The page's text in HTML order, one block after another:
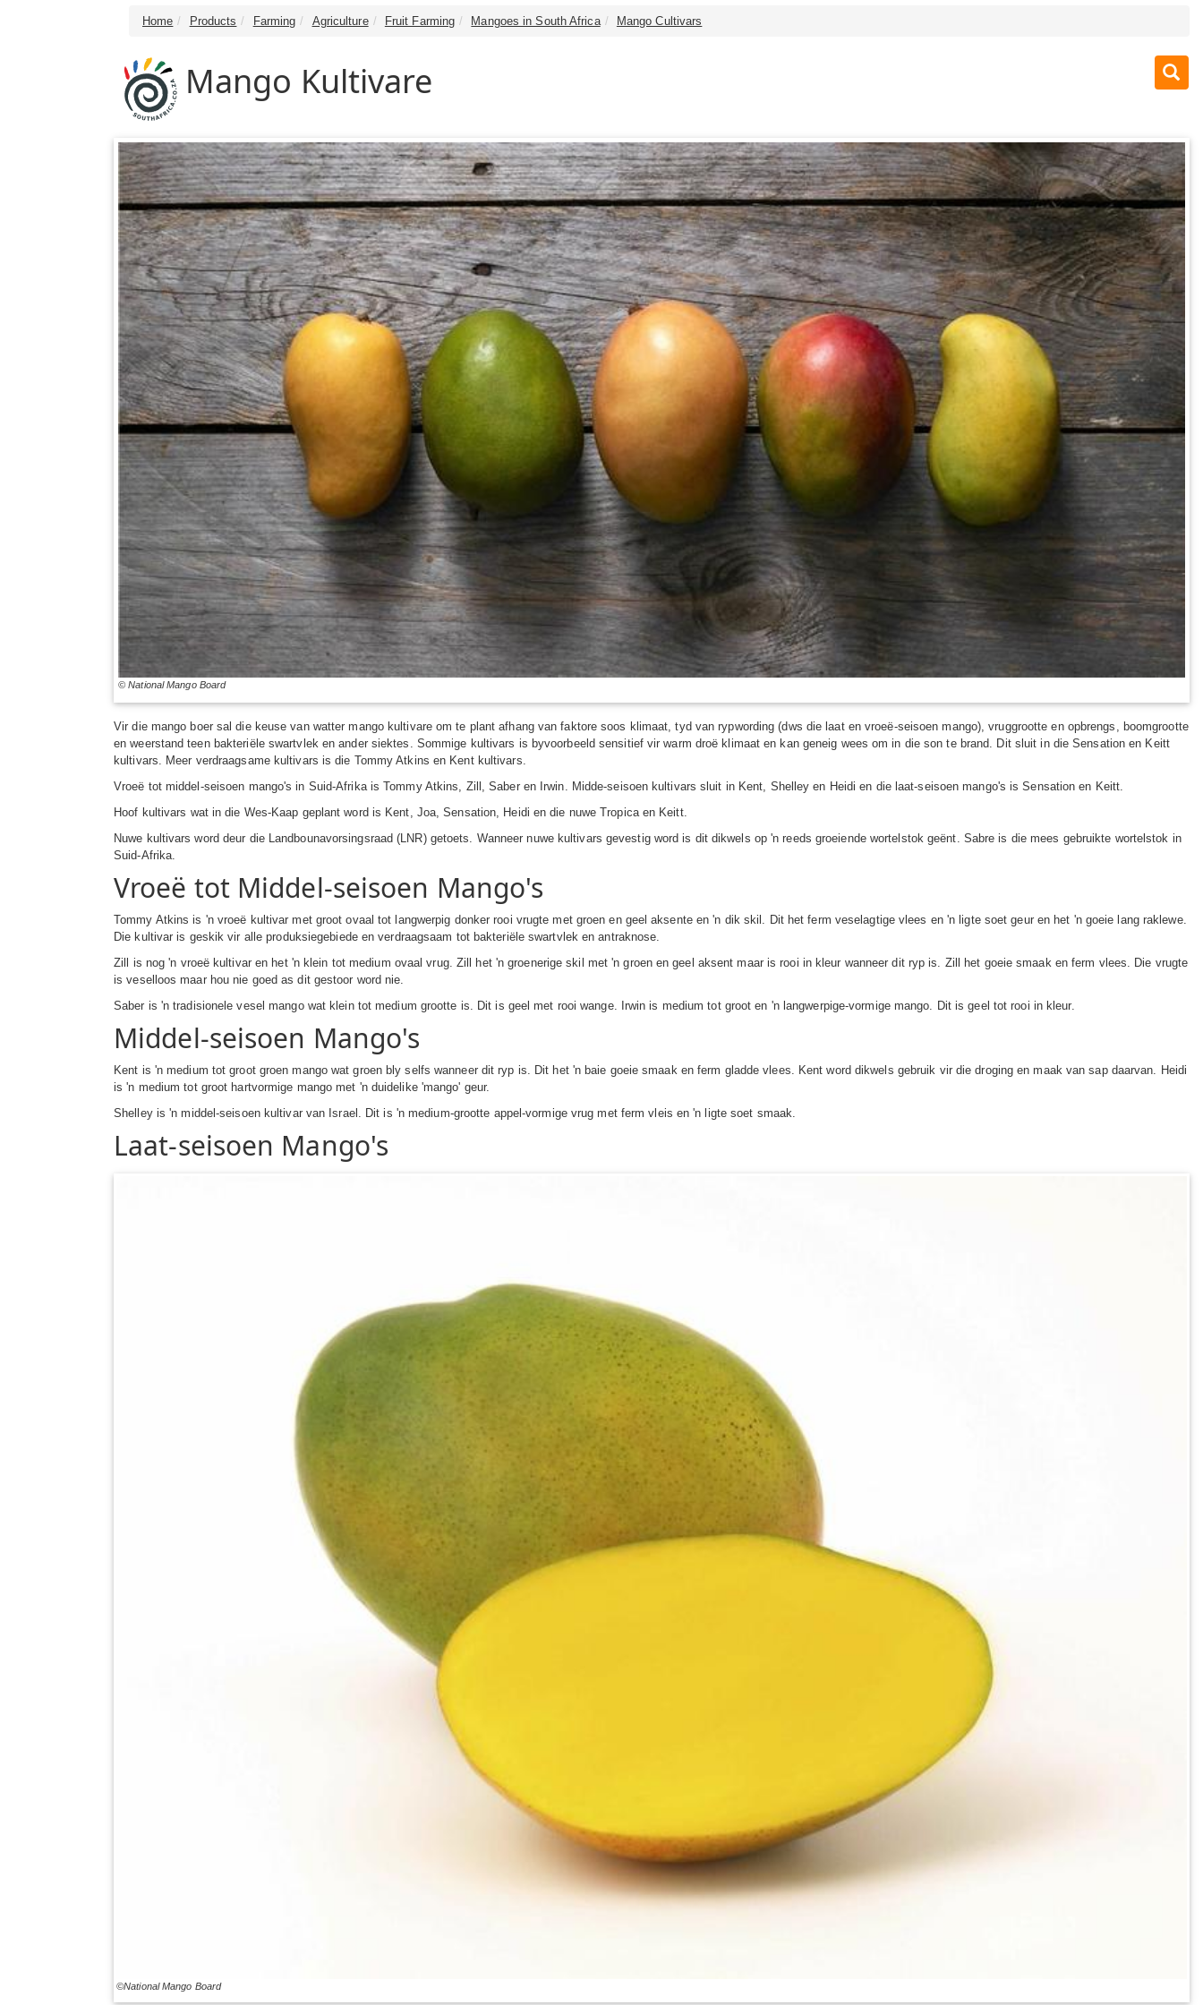
Home Products Farming Agriculture Fruit Farming Mangoes in South Africa Mango Cultivars
Mango Kultivare
© National Mango Board
Vir die mango boer sal die keuse van watter mango kultivare om te plant afhang van faktore soos klimaat, tyd van rypwording (dws die laat en vroeë-seisoen mango), vruggrootte en opbrengs, boomgrootte
en weerstand teen bakteriële swartvlek en ander siektes. Sommige kultivars is byvoorbeeld sensitief vir warm droë klimaat en kan geneig wees om in die son te brand. Dit sluit in die Sensation en Keitt
kultivars. Meer verdraagsame kultivars is die Tommy Atkins en Kent kultivars.
Vroeë tot middel-seisoen mango's in Suid-Afrika is Tommy Atkins, Zill, Saber en Irwin. Midde-seisoen kultivars sluit in Kent, Shelley en Heidi en die laat-seisoen mango's is Sensation en Keitt.
Hoof kultivars wat in die Wes-Kaap geplant word is Kent, Joa, Sensation, Heidi en die nuwe Tropica en Keitt.
Nuwe kultivars word deur die Landbounavorsingsraad (LNR) getoets. Wanneer nuwe kultivars gevestig word is dit dikwels op 'n reeds groeiende wortelstok geënt. Sabre is die mees gebruikte wortelstok in
Suid-Afrika.
Vroeë tot Middel-seisoen Mango's
Tommy Atkins is 'n vroeë kultivar met groot ovaal tot langwerpig donker rooi vrugte met groen en geel aksente en 'n dik skil. Dit het ferm veselagtige vlees en 'n ligte soet geur en het 'n goeie lang raklewe.
Die kultivar is geskik vir alle produksiegebiede en verdraagsaam tot bakteriële swartvlek en antraknose.
Zill is nog 'n vroeë kultivar en het 'n klein tot medium ovaal vrug. Zill het 'n groenerige skil met 'n groen en geel aksent maar is rooi in kleur wanneer dit ryp is. Zill het goeie smaak en ferm vlees. Die vrugte
is veselloos maar hou nie goed as dit gestoor word nie.
Saber is 'n tradisionele vesel mango wat klein tot medium grootte is. Dit is geel met rooi wange. Irwin is medium tot groot en 'n langwerpige-vormige mango. Dit is geel tot rooi in kleur.
Middel-seisoen Mango's
Kent is 'n medium tot groot groen mango wat groen bly selfs wanneer dit ryp is. Dit het 'n baie goeie smaak en ferm gladde vlees. Kent word dikwels gebruik vir die droging en maak van sap daarvan. Heidi
is 'n medium tot groot hartvormige mango met 'n duidelike 'mango' geur.
Shelley is 'n middel-seisoen kultivar van Israel. Dit is 'n medium-grootte appel-vormige vrug met ferm vleis en 'n ligte soet smaak.
Laat-seisoen Mango's
©National Mango Board